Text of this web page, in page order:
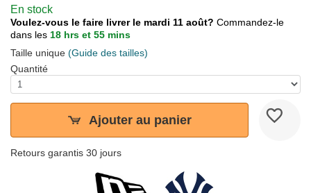
En stock
Voulez-vous le faire livrer le mardi 11 août? Commandez-le
dans les 18 hrs et 55 mins
Taille unique (Guide des tailles)
Quantité
Ajouter au panier
Retours garantis 30 jours